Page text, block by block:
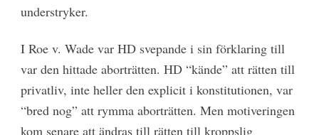
understryker.
I Roe v. Wade var HD svepande i sin förklaring till
var den hittade aborträtten. HD “kände” att rätten till
privatliv, inte heller den explicit i konstitutionen, var
“bred nog” att rymma aborträtten. Men motiveringen
kom senare att ändras till rätten till kroppslig